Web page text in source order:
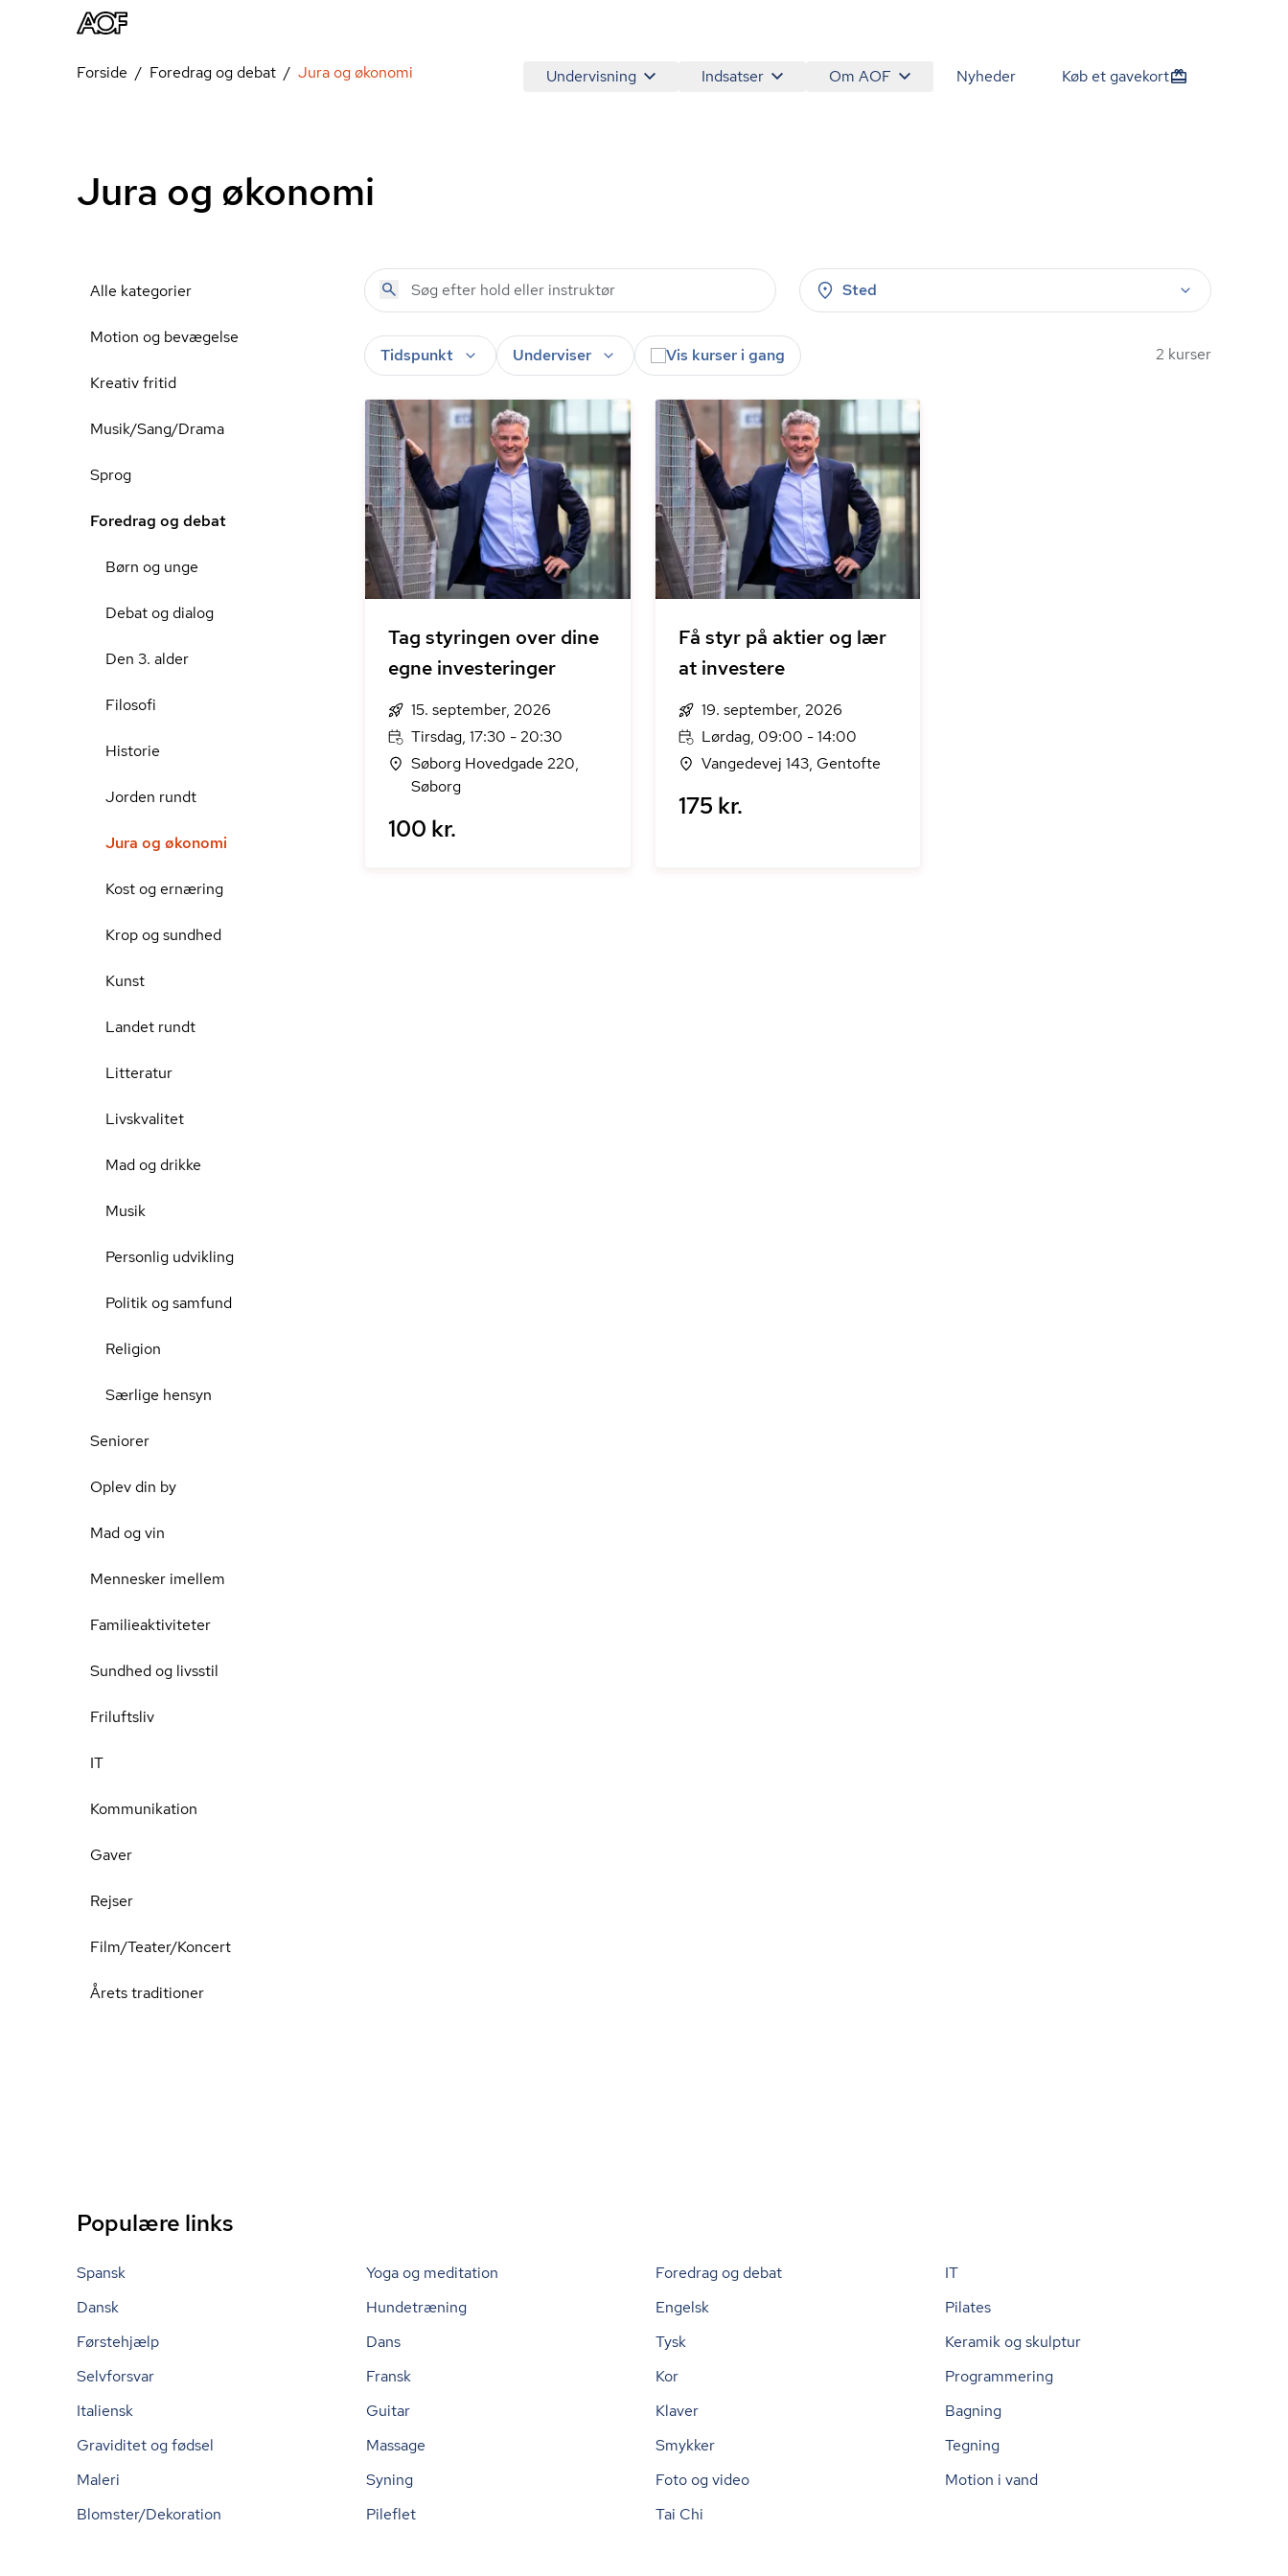
Undervisning Indsatser Om AOF Nyheder Køb et gavekort
Forside Foredrag og debat Jura og økonomi
Jura og økonomi
Alle kategorier
Motion og bevægelse
Kreativ fritid
Musik/Sang/Drama
Sprog
Foredrag og debat
Børn og unge
Debat og dialog
Den 3. alder
Filosofi
Historie
Jorden rundt
Jura og økonomi
Kost og ernæring
Krop og sundhed
Kunst
Landet rundt
Litteratur
Livskvalitet
Mad og drikke
Musik
Personlig udvikling
Politik og samfund
Religion
Særlige hensyn
Seniorer
Oplev din by
Mad og vin
Mennesker imellem
Familieaktiviteter
Sundhed og livsstil
Friluftsliv
IT
Kommunikation
Gaver
Rejser
Film/Teater/Koncert
Årets traditioner
Sted
Tidspunkt Underviser Vis kurser i gang 2 kurser
Tag styringen over dine
egne investeringer
15. september, 2026
Tirsdag, 17:30 - 20:30
Søborg Hovedgade 220,
Søborg
100 kr.
Få styr på aktier og lær
at investere
19. september, 2026
Lørdag, 09:00 - 14:00
Vangedevej 143, Gentofte
175 kr.
Populære links
Spansk Yoga og meditation Foredrag og debat
IT
Dansk
Hundetræning Engelsk
Pilates
Førstehjælp
Dans Tysk
Keramik og skulptur
Selvforsvar
Fransk Kor
Programmering
Italiensk
Guitar Klaver
Bagning
Graviditet og fødsel
Massage Smykker
Tegning
Maleri
Syning Foto og video
Motion i vand
Blomster/Dekoration
Pileflet Tai Chi